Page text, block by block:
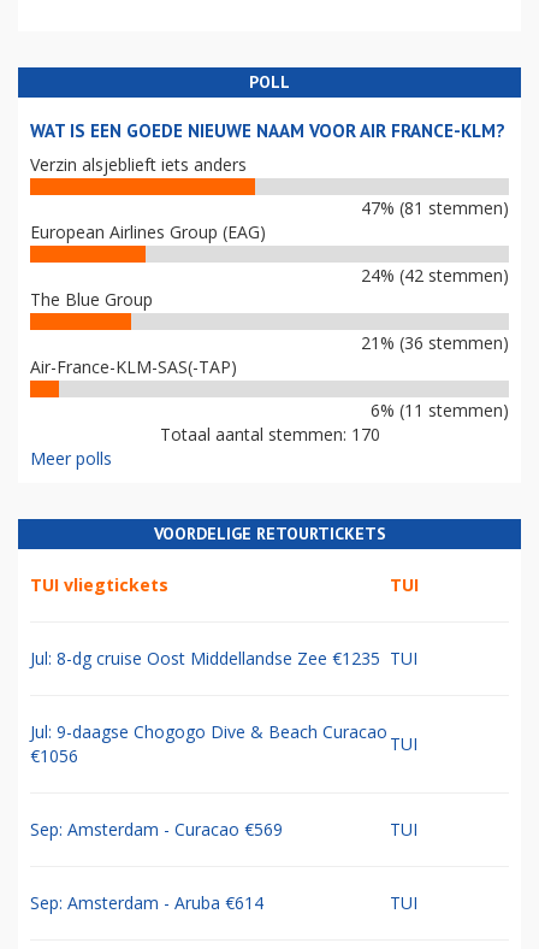
POLL
WAT IS EEN GOEDE NIEUWE NAAM VOOR AIR FRANCE-KLM?
Verzin alsjeblieft iets anders
47% (81 stemmen)
European Airlines Group (EAG)
24% (42 stemmen)
The Blue Group
21% (36 stemmen)
Air-France-KLM-SAS(-TAP)
6% (11 stemmen)
Totaal aantal stemmen: 170
Meer polls
VOORDELIGE RETOURTICKETS
TUI vliegtickets TUI
Jul: 8-dg cruise Oost Middellandse Zee €1235 TUI
Jul: 9-daagse Chogogo Dive & Beach Curacao
€1056
TUI
Sep: Amsterdam - Curacao €569 TUI
Sep: Amsterdam - Aruba €614 TUI